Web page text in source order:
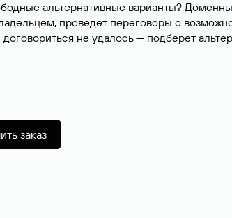
альтернативные варианты?
проведет переговоры о
не удалось — подберет
заказ